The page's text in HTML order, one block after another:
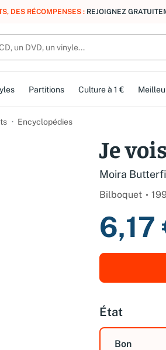
DES RÉCOMPENSES : REJOIGNEZ
Partitions Culture à 1 €
Encyclopédies
Je
Moira
Bilboquet
6,17
État
Bon